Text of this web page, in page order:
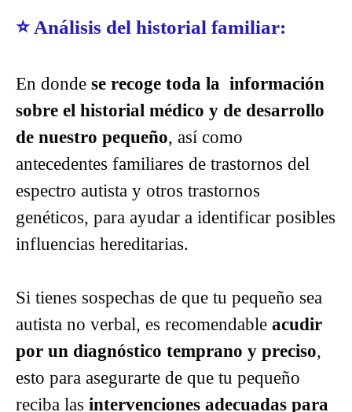
⭐Análisis del historial familiar:
En donde se recoge toda la información
sobre el historial médico y de desarrollo
de nuestro pequeño, así como
antecedentes familiares de trastornos del
espectro autista y otros trastornos
genéticos, para ayudar a identificar posibles
influencias hereditarias.
Si tienes sospechas de que tu pequeño sea
autista no verbal, es recomendable acudir
por un diagnóstico temprano y preciso,
esto para asegurarte de que tu pequeño
reciba las intervenciones adecuadas para